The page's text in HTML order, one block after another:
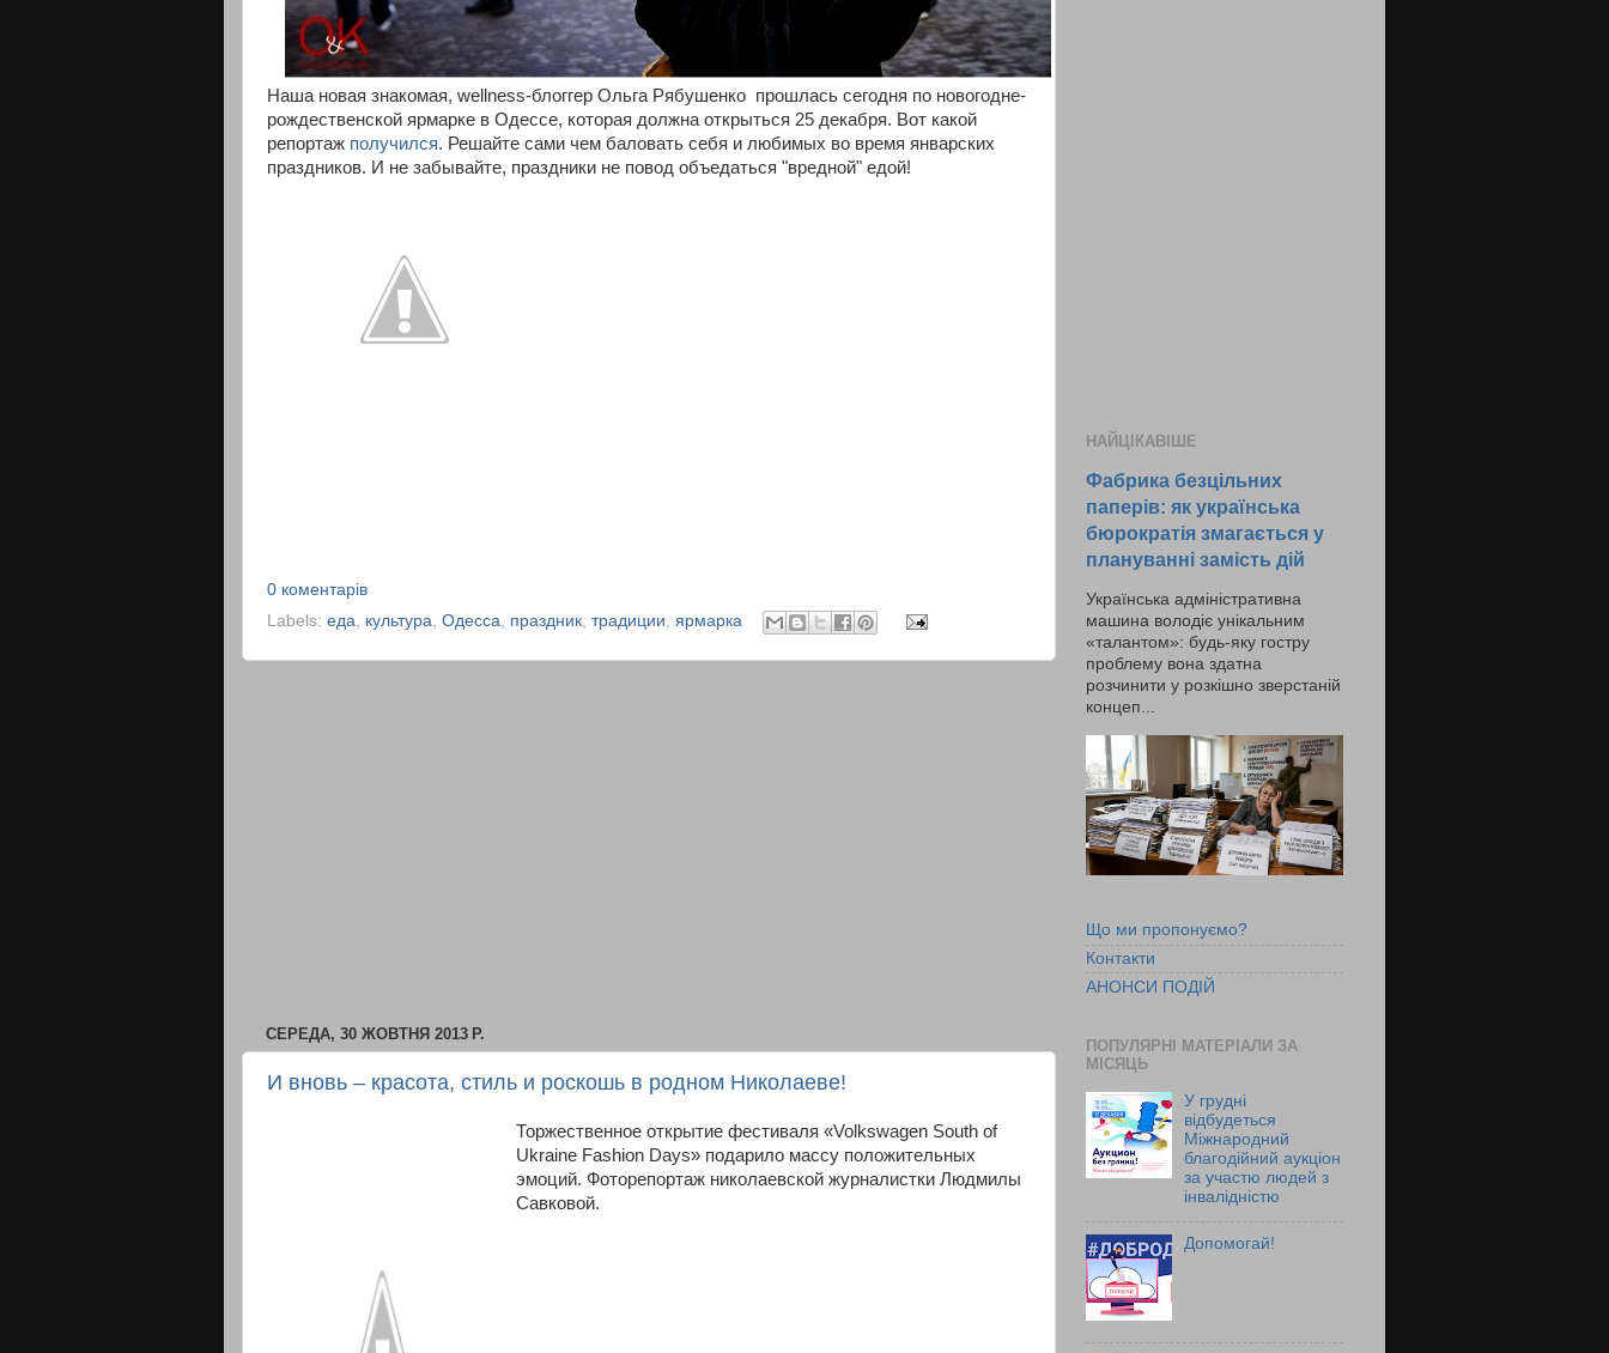
Наша новая знакомая, wellness-блоггер Ольга Рябушенко прошлась сегодня по новогодне-
рождественской ярмарке в Одессе, которая должна открыться 25 декабря. Вот какой
репортаж получился. Решайте сами чем баловать себя и любимых во время январских
праздников. И не забывайте, праздники не повод объедаться "вредной" едой!
0 коментарів
Labels: еда, культура, Одесса, праздник, традиции, ярмарка
СЕРЕДА, 30 ЖОВТНЯ 2013 Р.
И вновь – красота, стиль и роскошь в родном Николаеве!
Торжественное открытие фестиваля «Volkswagen South of
Ukraine Fashion Days» подарило массу положительных
эмоций. Фоторепортаж николаевской журналистки Людмилы
Савковой.
НАЙЦІКАВІШЕ
Фабрика безцільних
паперів: як українська
бюрократія змагається у
плануванні замість дій
Українська адміністративна
машина володіє унікальним
«талантом»: будь-яку гостру
проблему вона здатна
розчинити у розкішно зверстаній
концеп...
Що ми пропонуємо?
Контакти
АНОНСИ ПОДІЙ
ПОПУЛЯРНІ МАТЕРІАЛИ ЗА
МІСЯЦЬ
У грудні
відбудеться
Міжнародний
благодійний аукціон
за участю людей з
інвалідністю
Допомогай!